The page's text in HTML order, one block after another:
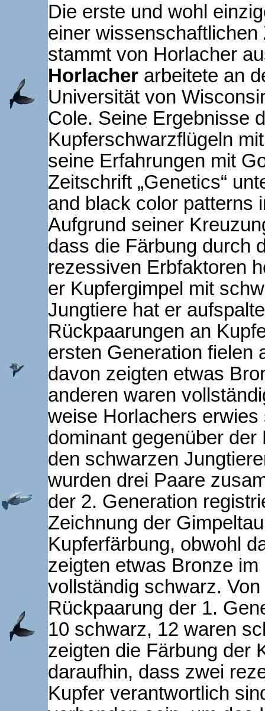
Die erste und wohl
einer
stammt von Horlacher
Horlacherarbeitete an
Universität von
Cole. Seine Ergebnisse
Kupferschwarzflügeln
seine Erfahrungen mit
Zeitschrift „Genetics“
and black color patterns
Aufgrund seiner
dass die Färbung durch
rezessiven Erbfaktoren
er Kupfergimpel mit
Jungtiere hat er
Rückpaarungen an
ersten Generation fielen
davon zeigten etwas
anderen waren
weise Horlachers
dominant gegenüber
den schwarzen
wurden drei Paare
der 2. Generation
Zeichnung der
Kupferfärbung, obwohl
zeigten etwas Bronze
vollständig schwarz.
Rückpaarung der 1.
10 schwarz, 12 waren
zeigten die Fär­bung der
daraufhin, dass zwei
Kupfer verantwortlich